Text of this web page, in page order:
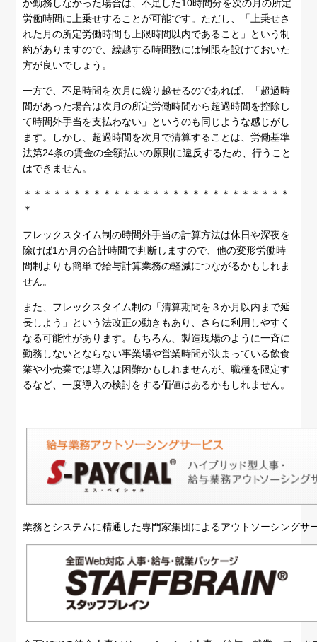
か勤務しなかった場合は、不足した10時間分を次の月の所定
労働時間に上乗せすることが可能です。ただし、「上乗せさ
れた月の所定労働時間も上限時間以内であること」という制
約がありますので、繰越する時間数には制限を設けておいた
方が良いでしょう。
一方で、不足時間を次月に繰り越せるのであれば、「超過時
間があった場合は次月の所定労働時間から超過時間を控除し
て時間外手当を支払わない」というのも同じような感じがし
ます。しかし、超過時間を次月で清算することは、労働基準
法第24条の賃金の全額払いの原則に違反するため、行うこと
はできません。
＊＊＊＊＊＊＊＊＊＊＊＊＊＊＊＊＊＊＊＊＊＊＊＊＊＊＊
＊
フレックスタイム制の時間外手当の計算方法は休日や深夜を
除けば1か月の合計時間で判断しますので、他の変形労働時
間制よりも簡単で給与計算業務の軽減につながるかもしれま
せん。
また、フレックスタイム制の「清算期間を３か月以内まで延
長しよう」という法改正の動きもあり、さらに利用しやすく
なる可能性があります。もちろん、製造現場のように一斉に
勤務しないとならない事業場や営業時間が決まっている飲食
業や小売業では導入は困難かもしれませんが、職種を限定す
るなど、一度導入の検討をする価値はあるかもしれません。
業務とシステムに精通した専門家集団によるアウトソーシングサ